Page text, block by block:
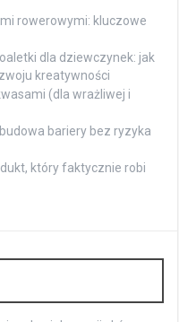
rowerowymi: kluczowe
dla dziewczynek: jak
kreatywności
(dla wrażliwej i
bariery bez ryzyka
który faktycznie robi